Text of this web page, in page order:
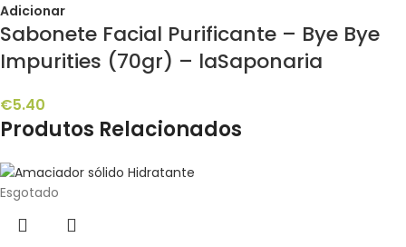
Adicionar
Sabonete Facial Purificante – Bye Bye
Impurities (70gr) – laSaponaria
€5.40
Produtos Relacionados
Esgotado